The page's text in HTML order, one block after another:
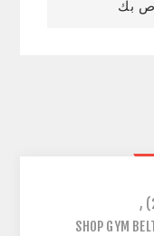
بك
,
SHOP GYM